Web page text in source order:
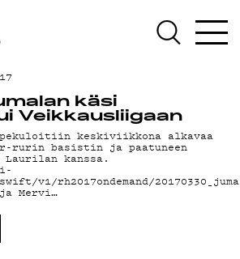
käsi
Veikkausliigaan
keskiviikkona alkavaa
rurin basistin ja paatuneen
kanssa.
v1/rh2017ondemand/
Mervi…